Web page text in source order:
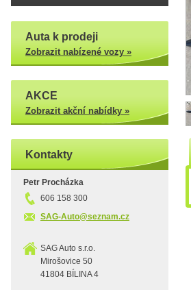
Auta k prodeji
Zobrazit nabízené vozy »
AKCE
Zobrazit akční nabídky »
Kontakty
Petr Procházka
606 158 300
SAG-Auto@seznam.cz
SAG Auto s.r.o.
Mirošovice 50
41804 BÍLINA 4